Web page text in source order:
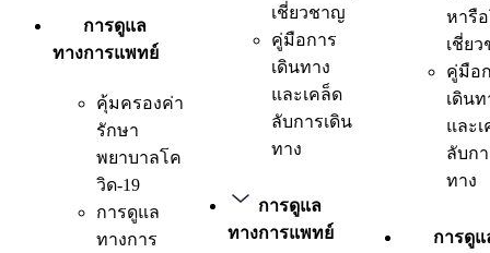
การดูแล
ทางการแพทย์
คุ้มครองค่า
รักษา
พยาบาลโค
วิด-19
การดูแล
ทางการ
เชี่ยวชาญ
คู่มือการ
เดินทาง
และเคล็ด
ลับการเดิน
ทาง
การดูแล
ทางการแพทย์
หารื
เชี่ย
คู่มือ
เดินท
และ
ลับก
ทาง
การดูแ